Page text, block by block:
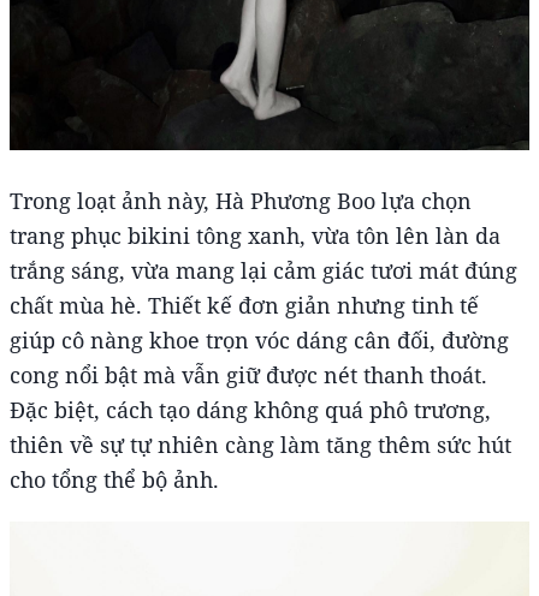
Trong loạt ảnh này, Hà Phương Boo lựa chọn
trang phục bikini tông xanh, vừa tôn lên làn da
trắng sáng, vừa mang lại cảm giác tươi mát đúng
chất mùa hè. Thiết kế đơn giản nhưng tinh tế
giúp cô nàng khoe trọn vóc dáng cân đối, đường
cong nổi bật mà vẫn giữ được nét thanh thoát.
Đặc biệt, cách tạo dáng không quá phô trương,
thiên về sự tự nhiên càng làm tăng thêm sức hút
cho tổng thể bộ ảnh.